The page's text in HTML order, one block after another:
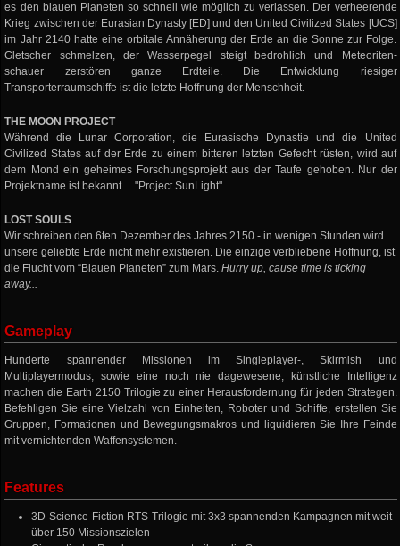
es den blauen Planeten so schnell wie möglich zu verlassen. Der verheerende
Krieg zwischen der Eurasian Dynasty [ED] und den United Civilized States [UCS]
im Jahr 2140 hatte eine orbitale Annäherung der Erde an die Sonne zur Folge.
Gletscher schmelzen, der Wasserpegel steigt bedrohlich und Meteoriten-
schauer zerstören ganze Erdteile. Die Entwicklung riesiger
Transporterraumschiffe ist die letzte Hoffnung der Menschheit.
THE MOON PROJECT
Während die Lunar Corporation, die Eurasische Dynastie und die United
Civilized States auf der Erde zu einem bitteren letzten Gefecht rüsten, wird auf
dem Mond ein geheimes Forschungsprojekt aus der Taufe gehoben. Nur der
Projektname ist bekannt ... "Project SunLight".
LOST SOULS
Wir schreiben den 6ten Dezember des Jahres 2150 - in wenigen Stunden wird
unsere geliebte Erde nicht mehr existieren. Die einzige verbliebene Hoffnung, ist
die Flucht vom “Blauen Planeten” zum Mars.Hurry up, cause time is ticking
away...
Gameplay
Hunderte spannender Missionen im Singleplayer-, Skirmish und
Multiplayermodus, sowie eine noch nie dagewesene, künstliche Intelligenz
machen die Earth 2150 Trilogie zu einer Herausfordernung für jeden Strategen.
Befehligen Sie eine Vielzahl von Einheiten, Roboter und Schiffe, erstellen Sie
Gruppen, Formationen und Bewegungsmakros und liquidieren Sie Ihre Feinde
mit vernichtenden Waffensystemen.
Features
3D-Science-Fiction RTS-Trilogie mit 3x3 spannenden Kampagnen mit weit
über 150 Missionszielen